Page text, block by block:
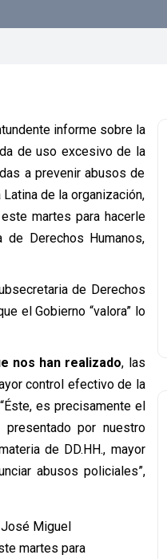
informe sobre la
de uso excesivo de la
a prevenir abusos de
de la organización,
martes para hacerle
Derechos Humanos,
de Derechos
el Gobierno “valora” lo
nos han realizado, las
control efectivo de la
es precisamente el
presentado por nuestro
de DD.HH., mayor
abusos policiales”,